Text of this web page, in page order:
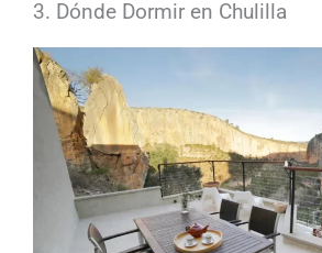
3. Dónde Dormir en Chulilla